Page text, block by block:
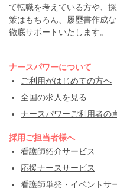
て転職を考えている方や、
策はもちろん、履歴書作成
徹底サポートいたします。
ナースパワーについて
ご利用がはじめての方へ
全国の求人を見る
ナースパワーご利用者の
採用ご担当者様へ
看護師紹介サービス
応援ナースサービス
看護師単発・イベントサ